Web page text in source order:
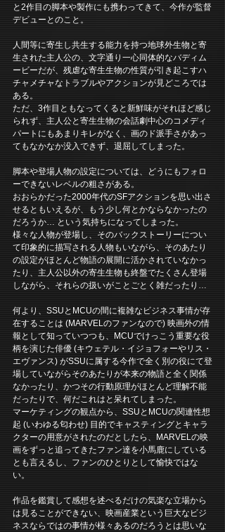
と2作目の脚本や製作にも携わってきて、今作が監督
デビューとのこと。
人間等に寄生し共生する能力を持つ地球外生物と寄
生された主人公の、文字通り一心同体的なバディム
ービーだが、残虐な寄生生物の性質が引き起こすハ
チャメチャなトラブルやアクションが見どころでは
ある。
ただ、3作目ともなってくると新鮮味がそれほど感じ
られず、主人公と寄生生物の会話劇中心のコメディ
パートにもあまりキレがなく、画のド派手さがあっ
てもなかなか没入できず、退屈してしまった。
脚本や登場人物の設定については、どうにもフォロ
ーできないレベルの粗さがある。
おおらかだった2000年代のSFアクションを思い出さ
せるともいえるが、もう少し何とかならなかったの
だろうか… という気持ちになってしまった。
様々な人物が登場し、そのバックストーリーについ
て印象的に描写される人物もいながら、そのあたり
の設定がほとんど物語の展開に活かされていなかっ
たり、主人公以外の寄生生物も終盤でたくさん登場
しながら、それらの扱いがことごとく雑だったり…
何より、SSUとMCUの間に複雑なビジネス事情が存
在することは (MARVELのファンなので) 映画外の情
報として知っていつつも、MCUでけっこう重要な役
柄を演じた俳優 (キウェテル・イジョフォーやリス・
エヴァンス) がSSUに属する今作で全く別の役にて登
場していながらそのあたりが本来の物語と全く関係
なかったり、かつその行動原理がほとんど理解不能
だったりで、何だこれはと呆れてしまった。
マーケティングの観点から、SSUとMCUの関連性想
起 (いわゆる匂わせ) 目的でキャスティングとキャラ
クターの用意がされたのだとしたら、MARVELの映
画をずっと追ってきたファン達を小馬鹿にしている
とも言えるし、ファンのひとりとして愉快ではな
い。
作品を鑑賞して感想を述べるだけの気楽な立場から
は見ることができない、映画産業という巨大なビジ
ネスならではの事情が様々あるのだろうとは思いな